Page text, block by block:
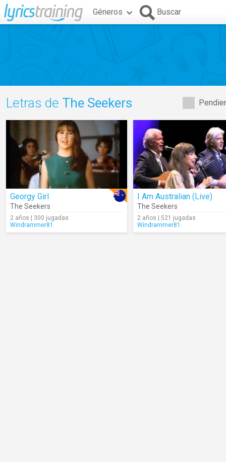
Géneros Buscar
Letras de The Seekers
Georgy Girl
The Seekers
2 años | 300 jugadas
Windrammer81
I Am Australian (Live)
The Seekers
2 años | 521 jugadas
Windrammer81